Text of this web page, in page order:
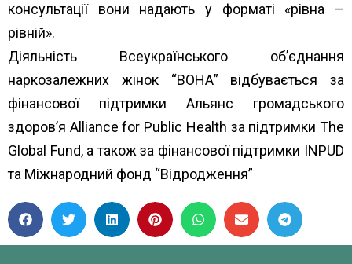
консультації вони надають у форматі «рівна –
рівній».
Діяльність Всеукраїнського об’єднання
наркозалежних жінок “ВОНА” відбувається за
фінансової підтримки Альянс громадського
здоров’я Alliance for Public Health за підтримки The
Global Fund, а також за фінансової підтримки INPUD
та Міжнародний фонд “Відродження”